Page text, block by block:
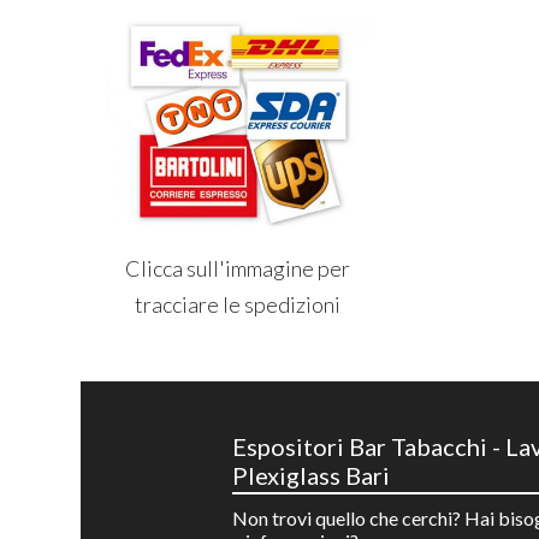
Clicca sull'immagine per
tracciare le spedizioni
Espositori Bar Tabacchi -
Plexiglass Bari
Non trovi quello che cerchi? Hai